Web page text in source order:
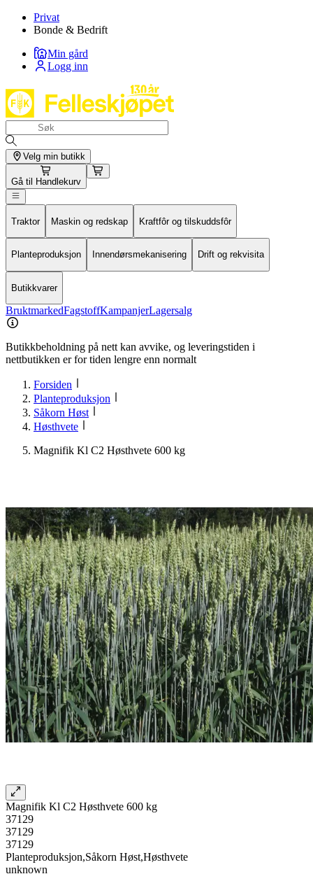
Privat
Bonde & Bedrift
Min gård
Logg inn
Velg min butikk
Gå til Handlekurv
Traktor Maskin og redskap Kraftfôr og tilskuddsfôr
Planteproduksjon Innendørsmekanisering Drift og rekvisita
Butikkvarer
BruktmarkedFagstoffKampanjerLagersalg
Butikkbeholdning på nett kan avvike, og leveringstiden i
nettbutikken er for tiden lengre enn normalt
Forsiden
Planteproduksjon
Såkorn Høst
Høsthvete
Magnifik Kl C2 Høsthvete 600 kg
Magnifik Kl C2 Høsthvete 600 kg
37129
37129
37129
Planteproduksjon,Såkorn Høst,Høsthvete
unknown